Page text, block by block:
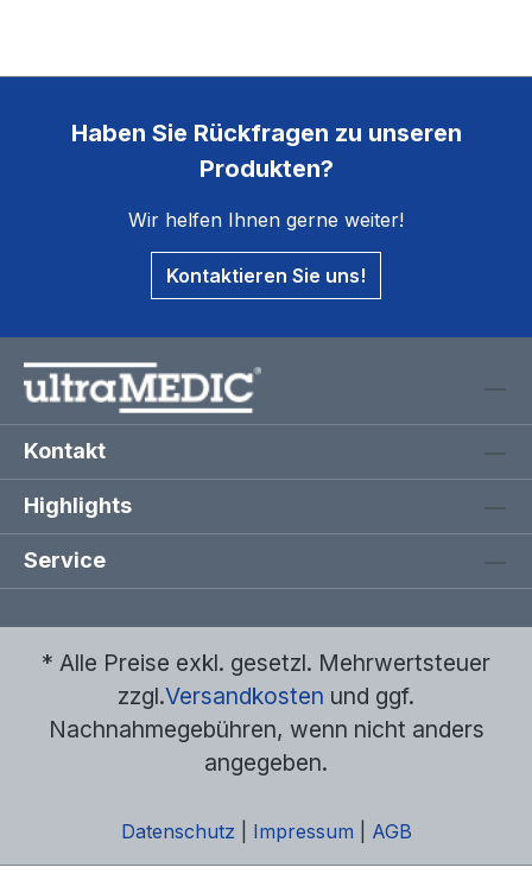
Haben Sie Rückfragen zu unseren
Produkten?
Wir helfen Ihnen gerne weiter!
Kontaktieren Sie uns!
Kontakt
Highlights
Service
* Alle Preise exkl. gesetzl. Mehrwertsteuer
zzgl.Versandkosten und ggf.
Nachnahmegebühren, wenn nicht anders
angegeben.
Datenschutz Impressum AGB